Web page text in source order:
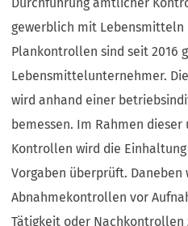
gewerblich mit Lebensmitteln
Plankontrollen sind seit 2016
Lebensmittelunternehmer.
wird anhand einer
bemessen. Im Rahmen dieser
Kontrollen wird die
Vorgaben überprüft.
Abnahmekontrollen vor
Tätigkeit oder Nachkontrollen